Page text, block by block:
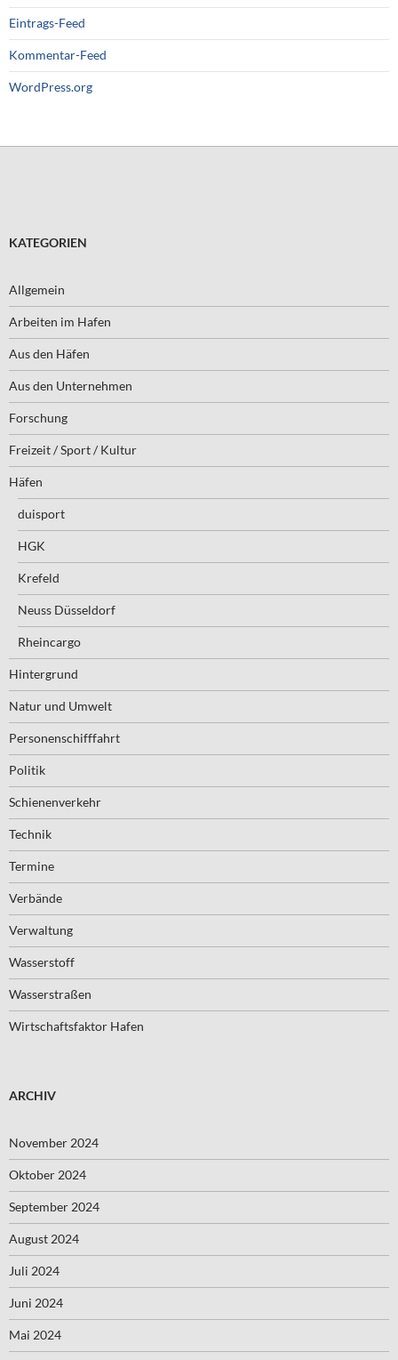
Eintrags-Feed
Kommentar-Feed
WordPress.org
KATEGORIEN
Allgemein
Arbeiten im Hafen
Aus den Häfen
Aus den Unternehmen
Forschung
Freizeit / Sport / Kultur
Häfen
duisport
HGK
Krefeld
Neuss Düsseldorf
Rheincargo
Hintergrund
Natur und Umwelt
Personenschifffahrt
Politik
Schienenverkehr
Technik
Termine
Verbände
Verwaltung
Wasserstoff
Wasserstraßen
Wirtschaftsfaktor Hafen
ARCHIV
November 2024
Oktober 2024
September 2024
August 2024
Juli 2024
Juni 2024
Mai 2024